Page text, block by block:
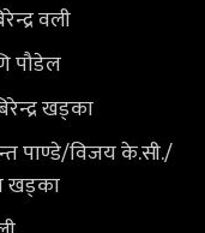
वली
पौडेल
खड्का
पाण्डे/विजय के.सी./
खड्का